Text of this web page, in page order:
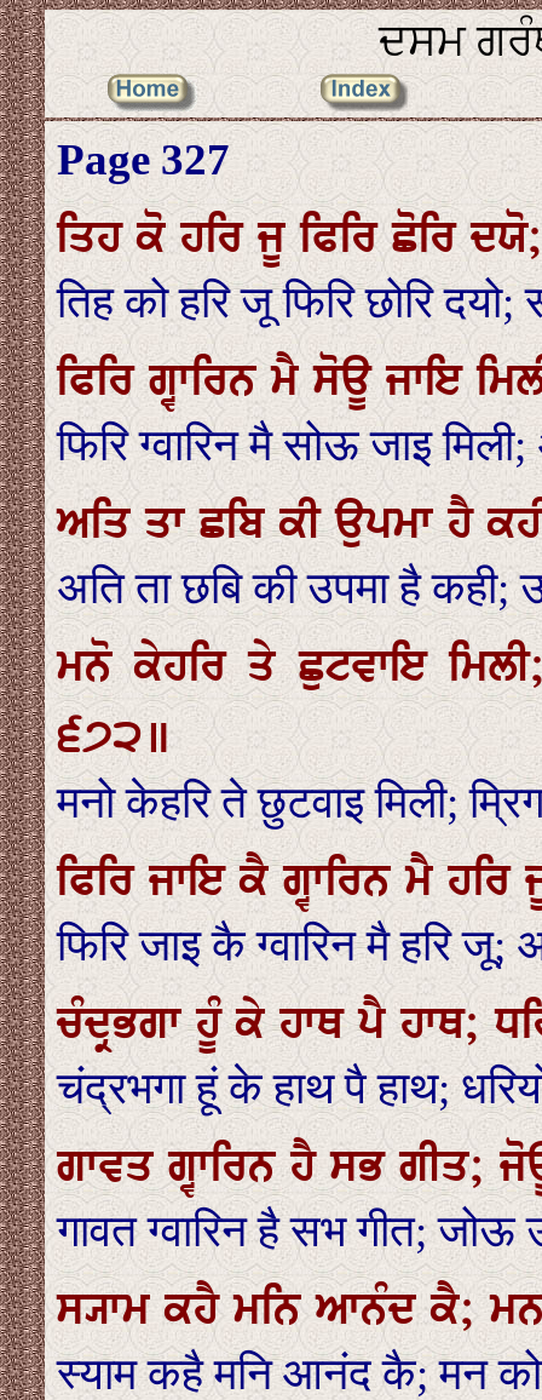
ਦਸਮ
Page 327
ਤਿਹ ਕੋ ਹਰਿ ਜੂ ਫਿਰਿ ਛੋਰਿ
तिह को हरि जू फिरि छोरि
ਫਿਰਿ ਗ੍ਵਾਰਿਨ ਮੈ ਸੋਊ ਜਾਇ
फिरि ग्वारिन मै सोऊ जाइ
ਅਤਿ ਤਾ ਛਬਿ ਕੀ ਉਪਮਾ ਹੈ
अति ता छबि की उपमा है
ਮਨੋ ਕੇਹਰਿ ਤੇ ਛੁਟਵਾਇ
੬੭੨॥
मनो केहरि ते छुटवाइ मिली;
ਫਿਰਿ ਜਾਇ ਕੈ ਗ੍ਵਾਰਿਨ ਮੈ
फिरि जाइ कै ग्वारिन मै हरि
ਚੰਦ੍ਰਭਗਾ ਹੂੰ ਕੇ ਹਾਥ ਪੈ ਹਾਥ;
चंद्रभगा हूं के हाथ पै हाथ;
ਗਾਵਤ ਗ੍ਵਾਰਿਨ ਹੈ ਸਭ ਗੀਤ;
गावत ग्वारिन है सभ गीत;
ਸ੍ਯਾਮ ਕਹੈ ਮਨਿ ਆਨੰਦ ਕੈ;
स्याम कहै मनि आनंद कै; मन